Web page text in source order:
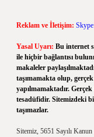
Reklam ve İletişim:
Yasal Uyarı: Bu internet
ile hiçbir bağlantısı
makaleler
taşımamakta olup,
yapılmamaktadır.
tesadüfidir. Sitemizdeki
taşımazlar.
Sitemiz, 5651 Sayılı